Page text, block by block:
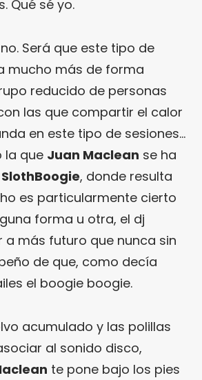
Qué sé yo.
Será que este tipo de
mucho más de forma
reducido de personas
las que compartir el calor
en este tipo de sesiones…
la que Juan Maclean se ha
SlothBoogie, donde resulta
es particularmente cierto
forma u otra, el dj
a más futuro que nunca sin
de que, como decía
el boogie boogie.
acumulado y las polillas
al sonido disco,
te pone bajo los pies